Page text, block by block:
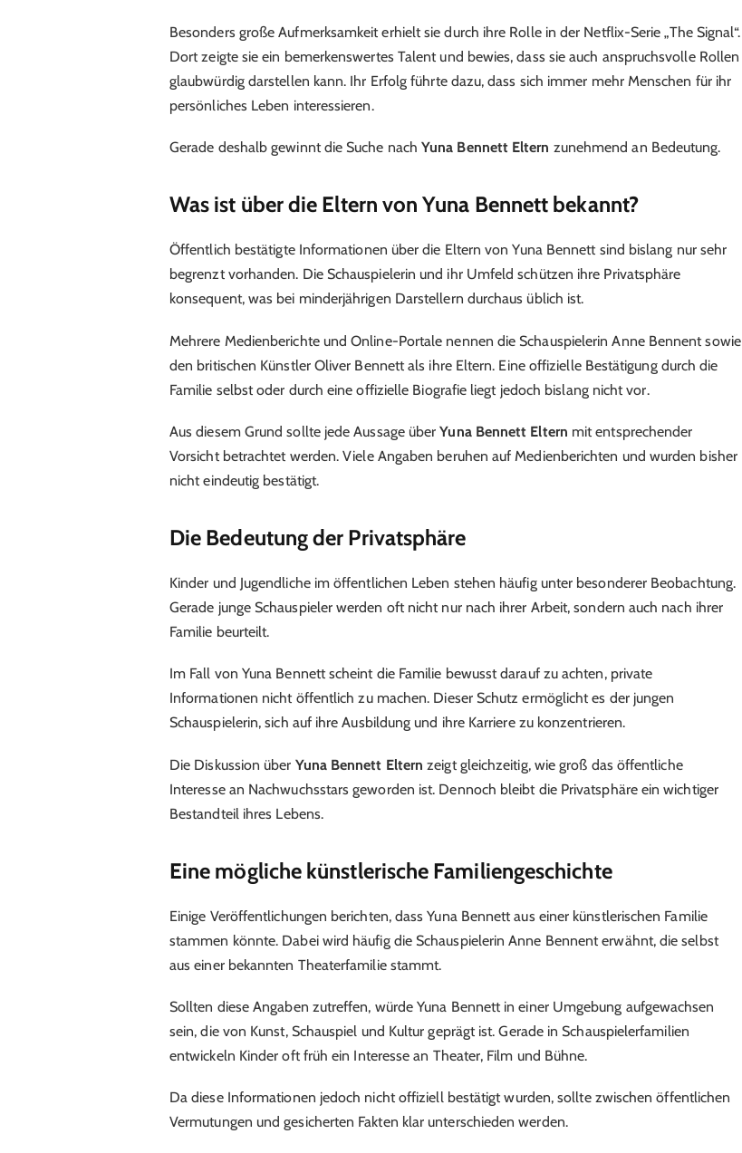
Besonders große Aufmerksamkeit erhielt sie durch ihre Rolle in der Netflix-Serie „The Signal“.
Dort zeigte sie ein bemerkenswertes Talent und bewies, dass sie auch anspruchsvolle Rollen
glaubwürdig darstellen kann. Ihr Erfolg führte dazu, dass sich immer mehr Menschen für ihr
persönliches Leben interessieren.
Gerade deshalb gewinnt die Suche nachYuna Bennett Eltern zunehmend an Bedeutung.
Was ist über die Eltern von Yuna Bennett bekannt?
Öffentlich bestätigte Informationen über die Eltern von Yuna Bennett sind bislang nur sehr
begrenzt vorhanden. Die Schauspielerin und ihr Umfeld schützen ihre Privatsphäre
konsequent, was bei minderjährigen Darstellern durchaus üblich ist.
Mehrere Medienberichte und Online-Portale nennen die Schauspielerin Anne Bennent sowie
den britischen Künstler Oliver Bennett als ihre Eltern. Eine offizielle Bestätigung durch die
Familie selbst oder durch eine offizielle Biografie liegt jedoch bislang nicht vor.
Aus diesem Grund sollte jede Aussage überYuna Bennett Eltern mit entsprechender
Vorsicht betrachtet werden. Viele Angaben beruhen auf Medienberichten und wurden bisher
nicht eindeutig bestätigt.
Die Bedeutung der Privatsphäre
Kinder und Jugendliche im öffentlichen Leben stehen häufig unter besonderer Beobachtung.
Gerade junge Schauspieler werden oft nicht nur nach ihrer Arbeit, sondern auch nach ihrer
Familie beurteilt.
Im Fall von Yuna Bennett scheint die Familie bewusst darauf zu achten, private
Informationen nicht öffentlich zu machen. Dieser Schutz ermöglicht es der jungen
Schauspielerin, sich auf ihre Ausbildung und ihre Karriere zu konzentrieren.
Die Diskussion über Yuna Bennett Eltern zeigt gleichzeitig, wie groß das öffentliche
Interesse an Nachwuchsstars geworden ist. Dennoch bleibt die Privatsphäre ein wichtiger
Bestandteil ihres Lebens.
Eine mögliche künstlerische Familiengeschichte
Einige Veröffentlichungen berichten, dass Yuna Bennett aus einer künstlerischen Familie
stammen könnte. Dabei wird häufig die Schauspielerin Anne Bennent erwähnt, die selbst
aus einer bekannten Theaterfamilie stammt.
Sollten diese Angaben zutreffen, würde Yuna Bennett in einer Umgebung aufgewachsen
sein, die von Kunst, Schauspiel und Kultur geprägt ist. Gerade in Schauspielerfamilien
entwickeln Kinder oft früh ein Interesse an Theater, Film und Bühne.
Da diese Informationen jedoch nicht offiziell bestätigt wurden, sollte zwischen öffentlichen
Vermutungen und gesicherten Fakten klar unterschieden werden.